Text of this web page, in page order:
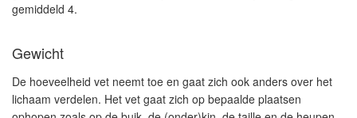
gemiddeld 4.
Gewicht
De hoeveelheid vet neemt toe en gaat zich ook anders over het
lichaam verdelen. Het vet gaat zich op bepaalde plaatsen